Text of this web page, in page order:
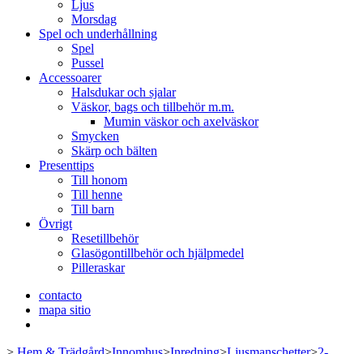
Ljus
Morsdag
Spel och underhållning
Spel
Pussel
Accessoarer
Halsdukar och sjalar
Väskor, bags och tillbehör m.m.
Mumin väskor och axelväskor
Smycken
Skärp och bälten
Presenttips
Till honom
Till henne
Till barn
Övrigt
Resetillbehör
Glasögontillbehör och hjälpmedel
Pilleraskar
contacto
mapa sitio